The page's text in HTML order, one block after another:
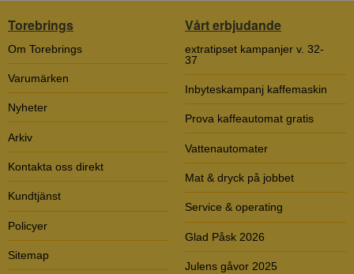
Torebrings
Om Torebrings
Varumärken
Nyheter
Arkiv
Kontakta oss direkt
Kundtjänst
Policyer
Sitemap
Vårt erbjudande
extratipset kampanjer v. 32-
37
Inbyteskampanj kaffemaskin
Prova kaffeautomat gratis
Vattenautomater
Mat & dryck på jobbet
Service & operating
Glad Påsk 2026
Julens gåvor 2025